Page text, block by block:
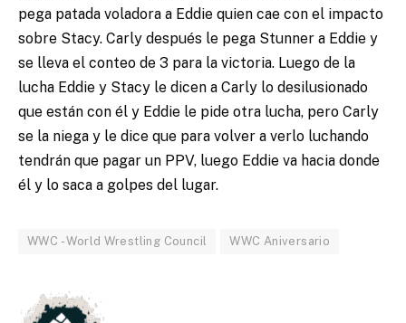
pega patada voladora a Eddie quien cae con el impacto
sobre Stacy. Carly después le pega Stunner a Eddie y
se lleva el conteo de 3 para la victoria. Luego de la
lucha Eddie y Stacy le dicen a Carly lo desilusionado
que están con él y Eddie le pide otra lucha, pero Carly
se la niega y le dice que para volver a verlo luchando
tendrán que pagar un PPV, luego Eddie va hacia donde
él y lo saca a golpes del lugar.
WWC - World Wrestling Council WWC Aniversario